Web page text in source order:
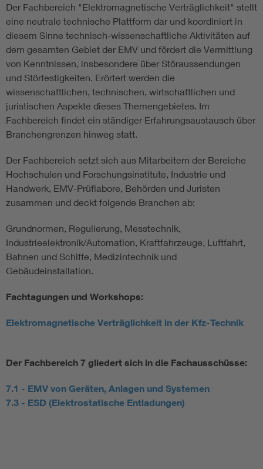
Micro system technology
Microelectronics
Der Fachbereich "Elektromagnetische Verträglichkeit" stellt
eine neutrale technische Plattform dar und koordiniert in
diesem Sinne technisch-wissenschaftliche Aktivitäten auf
dem gesamten Gebiet der EMV und fördert die Vermittlung
von Kenntnissen, insbesondere über Störaussendungen
und Störfestigkeiten. Erörtert werden die
wissenschaftlichen, technischen, wirtschaftlichen und
juristischen Aspekte dieses Themengebietes. Im
Fachbereich findet ein ständiger Erfahrungsaustausch über
Branchengrenzen hinweg statt.
Der Fachbereich setzt sich aus Mitarbeitern der Bereiche
Hochschulen und Forschungsinstitute, Industrie und
Handwerk, EMV-Prüflabore, Behörden und Juristen
zusammen und deckt folgende Branchen ab:
Grundnormen, Regulierung, Messtechnik,
Industrieelektronik/Automation, Kraftfahrzeuge, Luftfahrt,
Bahnen und Schiffe, Medizintechnik und
Gebäudeinstallation.
Fachtagungen und Workshops:
Elektromagnetische Verträglichkeit in der Kfz-Technik
Der Fachbereich 7 gliedert sich in die Fachausschüsse:
7.1 - EMV von Geräten, Anlagen und Systemen
7.3 - ESD (Elektrostatische Entladungen)